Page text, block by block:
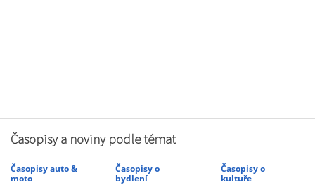
Časopisy a noviny podle témat
Časopisy auto &
moto
Časopisy o
bydlení
Časopisy o
kultuře